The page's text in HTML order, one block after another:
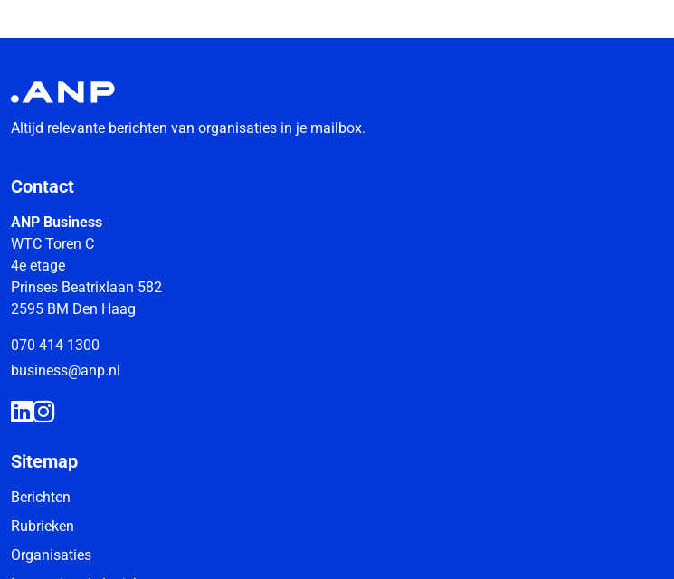
Altijd relevante berichten van organisaties in je mailbox.
Contact
ANP Business
WTC Toren C
4e etage
Prinses Beatrixlaan 582
2595 BM Den Haag
070 414 1300
business@anp.nl
Sitemap
Berichten
Rubrieken
Organisaties